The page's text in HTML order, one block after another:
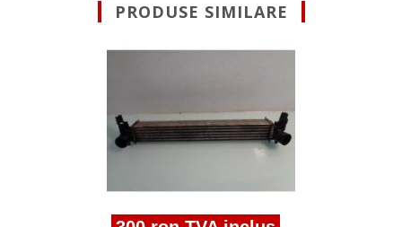
PRODUSE SIMILARE
Skoda Fabia 1.6tdi